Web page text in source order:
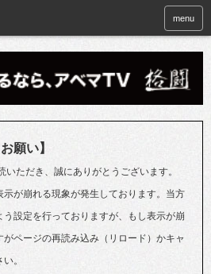
menu
願い】
ただき、誠にありがとうございます。
が崩れる現象が発生しております。当方
設定を行っておりますが、もし表示が崩
ページの再読み込み（リロード）かキャ
。